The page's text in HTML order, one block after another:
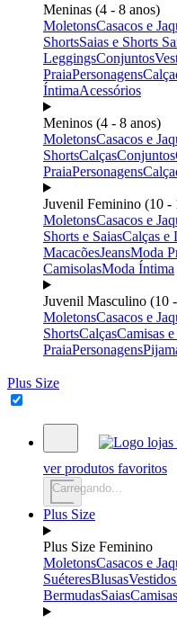
Meninas (4 - 8 anos)
MoletonsCasacos e
ShortsSaias e Shorts
LeggingsConjuntos
PraiaPersonagens
ÍntimaAcessórios
Meninos (4 - 8 anos)
MoletonsCasacos e
ShortsCalçasConjuntos
PraiaPersonagens
Juvenil Feminino (10 -
MoletonsCasacos e
Shorts e SaiasCalças e
MacacõesJeansModa
CamisolasModa Íntima
Juvenil Masculino (10
MoletonsCasacos e
ShortsCalçasCamisas
PraiaPersonagens
Plus Size
ver produtos favoritos
Carregando...
Plus Size
Plus Size Feminino
MoletonsCasacos e
SuéteresBlusas
BermudasSaiasCamisas